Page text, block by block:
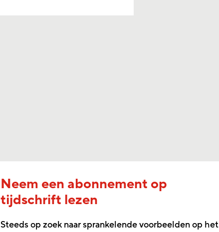
Neem een abonnement op
tijdschrift lezen
Steeds op zoek naar sprankelende voorbeelden op het